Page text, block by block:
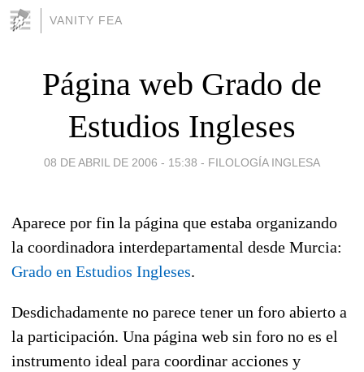
VANITY FEA
Página web Grado de
Estudios Ingleses
08 DE ABRIL DE 2006 - 15:38 - FILOLOGÍA INGLESA
Aparece por fin la página que estaba organizando
la coordinadora interdepartamental desde Murcia:
Grado en Estudios Ingleses.
Desdichadamente no parece tener un foro abierto a
la participación. Una página web sin foro no es el
instrumento ideal para coordinar acciones y